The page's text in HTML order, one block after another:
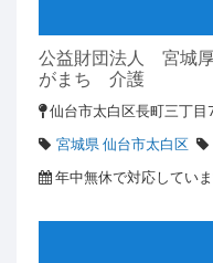
公益財団法人 宮城
がまち 介護
仙台市太白区長町三丁
宮城県 仙台市太白区
年中無休で対応していま